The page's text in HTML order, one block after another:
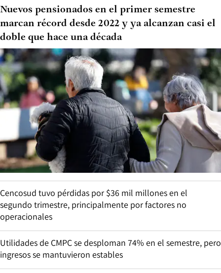
Nuevos pensionados en el primer semestre
marcan récord desde 2022 y ya alcanzan casi el
doble que hace una década
Cencosud tuvo pérdidas por $36 mil millones en el
segundo trimestre, principalmente por factores no
operacionales
Utilidades de CMPC se desploman 74% en el semestre, pero
ingresos se mantuvieron estables